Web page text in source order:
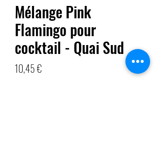
Mélange Pink
Flamingo pour
cocktail - Quai Sud
10,45 €